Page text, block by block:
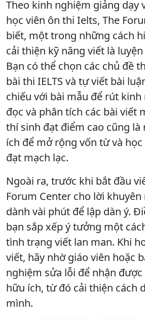
Theo kinh nghiệm giảng dạy
học viên ôn thi Ielts, The
biết, một trong những cách
cải thiện kỹ năng viết là
Bạn có thể chọn các chủ đề
bài thi IELTS và tự viết bài
chiếu với bài mẫu để rút kinh
đọc và phân tích các bài viết
thí sinh đạt điểm cao cũng là
ích để mở rộng vốn từ và
đạt mạch lạc.
Ngoài ra, trước khi bắt đầu
Forum Center cho lời
dành vài phút để lập dàn ý.
bạn sắp xếp ý tưởng một
tình trạng viết lan man. Khi
viết, hãy nhờ giáo viên hoặc
nghiệm sửa lỗi để nhận
hữu ích, từ đó cải thiện cách
mình.